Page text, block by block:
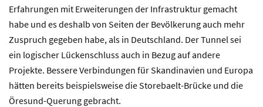
Erfahrungen mit Erweiterungen der Infrastruktur gemacht
habe und es deshalb von Seiten der Bevölkerung auch mehr
Zuspruch gegeben habe, als in Deutschland. Der Tunnel sei
ein logischer Lückenschluss auch in Bezug auf andere
Projekte. Bessere Verbindungen für Skandinavien und Europa
hätten bereits beispielsweise die Storebaelt-Brücke und die
Öresund-Querung gebracht.